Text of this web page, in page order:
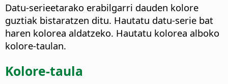
Datu-serieetarako erabilgarri dauden kolore
guztiak bistaratzen ditu. Hautatu datu-serie bat
haren kolorea aldatzeko. Hautatu kolorea alboko
kolore-taulan.
Kolore-taula